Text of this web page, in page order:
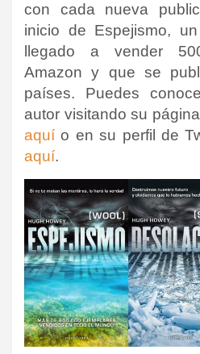
con cada nueva
inicio de Espejismo,
llegado a vender
Amazon y que se
países. Puedes
autor visitando su
aquí o en su perfil de
aquí.